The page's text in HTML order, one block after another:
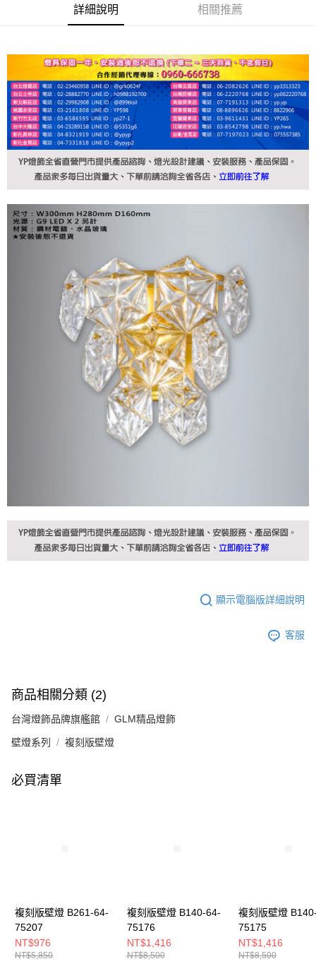
詳細說明 相關推薦
顯示電腦版詳細說明
客服
商品相關分類 (2)
台灣燈飾品牌旗艦館 GLM精品燈飾
壁燈系列 複刻版壁燈
必買清單
複刻版壁燈 B261-64-
75207
NT$976
NT$5,850
複刻版壁燈 B140-64-
75176
NT$1,416
NT$8,500
複刻版壁燈
75175
NT$1,416
NT$8,500